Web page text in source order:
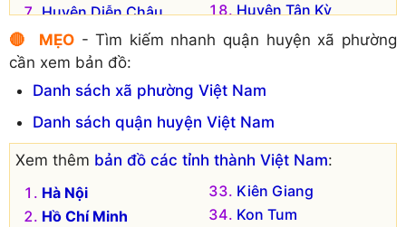
Huyện Diễn Châu
Huyện Đô Lương
Huyện Hưng Nguyên
Huyện Kỳ Sơn
Huyện Tân Kỳ
Huyện Thanh Chương
Huyện Yên Thành
🔴 MẸO- Tìm kiếm nhanh quận huyện xã phường
cần xem bản đồ:
Danh sách xã phường Việt Nam
Danh sách quận huyện Việt Nam
Xem thêm bản đồ các tỉnh thành Việt Nam:
Hà Nội
Hồ Chí Minh
Kiên Giang
Kon Tum